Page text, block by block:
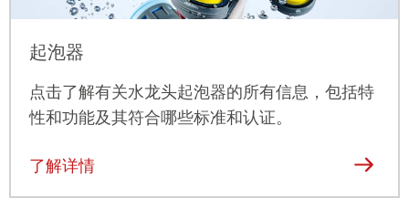
起泡器
点击了解有关水龙头起泡器的所有信息，包括特
性和功能及其符合哪些标准和认证。
了解详情